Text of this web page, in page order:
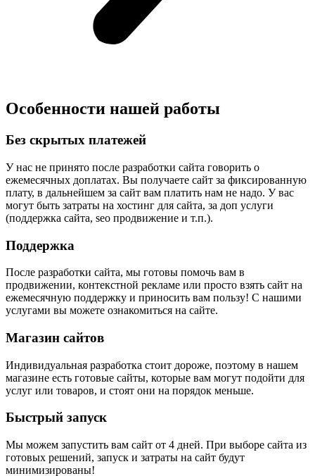
Особенности нашей работы
Без скрытых платежей
У нас не принято после разработки сайта говорить о
ежемесячных доплатах. Вы получаете сайт за фиксированную
плату, в дальнейшем за сайт вам платить нам не надо. У вас
могут быть затраты на хостинг для сайта, за доп услуги
(поддержка сайта, seo продвижение и т.п.).
Поддержка
После разработки сайта, мы готовы помочь вам в
продвижении, контекстной рекламе или просто взять сайт на
ежемесячную поддержку и приносить вам пользу! С нашими
услугами вы можете ознакомиться на сайте.
Магазин сайтов
Индивидуальная разработка стоит дороже, поэтому в нашем
магазине есть готовые сайты, которые вам могут подойти для
услуг или товаров, и стоят они на порядок меньше.
Быстрый запуск
Мы можем запустить вам сайт от 4 дней. При выборе сайта из
готовых решений, запуск и затраты на сайт будут
минимизированы!